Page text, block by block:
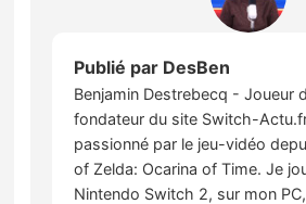
Publié par DesBen
Benjamin Destrebecq - Joueur
fondateur du site Switch-
passionné par le jeu-vidéo
of Zelda: Ocarina of Time. Je
Nintendo Switch 2, sur mon